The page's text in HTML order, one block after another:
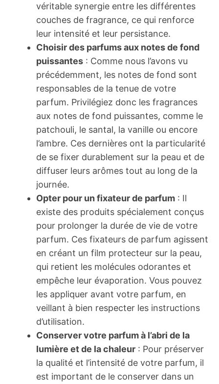
véritable synergie entre les différentes
couches de fragrance, ce qui renforce
leur intensité et leur persistance.
Choisir des parfums aux notes de fond
puissantes : Comme nous l’avons vu
précédemment, les notes de fond sont
responsables de la tenue de votre
parfum. Privilégiez donc les fragrances
aux notes de fond puissantes, comme le
patchouli, le santal, la vanille ou encore
l’ambre. Ces dernières ont la particularité
de se fixer durablement sur la peau et de
diffuser leurs arômes tout au long de la
journée.
Opter pour un fixateur de parfum : Il
existe des produits spécialement conçus
pour prolonger la durée de vie de votre
parfum. Ces fixateurs de parfum agissent
en créant un film protecteur sur la peau,
qui retient les molécules odorantes et
empêche leur évaporation. Vous pouvez
les appliquer avant votre parfum, en
veillant à bien respecter les instructions
d’utilisation.
Conserver votre parfum à l’abri de la
lumière et de la chaleur : Pour préserver
la qualité et l’intensité de votre parfum, il
est important de le conserver dans un